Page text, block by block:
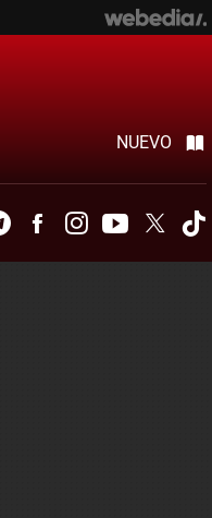
NUEVO
TelegramFacebookInstagramYoutubeTwitter